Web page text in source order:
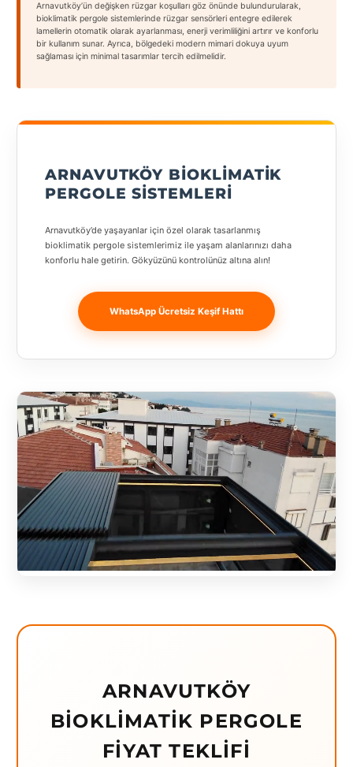
Arnavutköy’ün değişken rüzgar koşulları göz önünde bulundurularak,
bioklimatik pergole sistemlerinde rüzgar sensörleri entegre edilerek
lamellerin otomatik olarak ayarlanması, enerji verimliliğini artırır ve konforlu
bir kullanım sunar. Ayrıca, bölgedeki modern mimari dokuya uyum
sağlaması için minimal tasarımlar tercih edilmelidir.
ARNAVUTKÖY BIOKLIMATIK
PERGOLE SISTEMLERI
Arnavutköy’de yaşayanlar için özel olarak tasarlanmış
bioklimatik pergole sistemlerimiz ile yaşam alanlarınızı daha
konforlu hale getirin. Gökyüzünü kontrolünüz altına alın!
WhatsApp Ücretsiz Keşif Hattı
ARNAVUTKÖY
BIOKLIMATIK PERGOLE
FIYAT TEKLIFI
Adana
Adıyaman
Antalya
Balıkesir
Luka
Bingöl
Bosnia and
Herzegovina
Bulgaristan
Bursa
Çanakkale
Çekya
Diyarbakır
Erzrum